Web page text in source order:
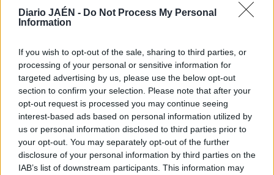
Diario JAÉN - Do Not Process My Personal
Information
If you wish to opt-out of the sale, sharing to third parties, or
processing of your personal or sensitive information for
targeted advertising by us, please use the below opt-out
section to confirm your selection. Please note that after your
opt-out request is processed you may continue seeing
interest-based ads based on personal information utilized by
us or personal information disclosed to third parties prior to
your opt-out. You may separately opt-out of the further
disclosure of your personal information by third parties on the
IAB’s list of downstream participants. This information may
División del Ejército de Andalucía al mando del general
Teodoro Reding, y que sostuvieron la importante Acción
explicativo de la medalla, que cita la orden de Fernando
VII, esta sí conservada en el Ayuntamiento. Tras esta visita
ya nada será como antes. Se ha mandado hacer una réplica
de la “Cruz de Reding”, para que los vecinos puedan
tenerla en su pueblo lo antes posible y rememorar un hito
acaecido dos siglos atrás.